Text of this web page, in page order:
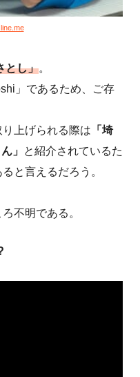
とし」。
」であるため、ご存
上げられる際は 「埼
」 と紹介されているた
と言えるだろう。
不明である。